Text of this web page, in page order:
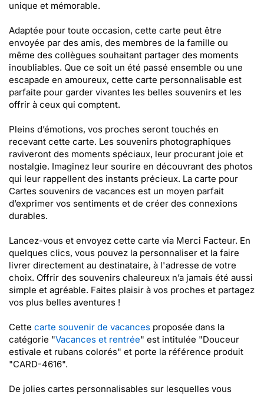
unique et mémorable.
Adaptée pour toute occasion, cette carte peut être
envoyée par des amis, des membres de la famille ou
même des collègues souhaitant partager des moments
inoubliables. Que ce soit un été passé ensemble ou une
escapade en amoureux, cette carte personnalisable est
parfaite pour garder vivantes les belles souvenirs et les
offrir à ceux qui comptent.
Pleins d’émotions, vos proches seront touchés en
recevant cette carte. Les souvenirs photographiques
raviveront des moments spéciaux, leur procurant joie et
nostalgie. Imaginez leur sourire en découvrant des photos
qui leur rappellent des instants précieux. La carte pour
Cartes souvenirs de vacances est un moyen parfait
d’exprimer vos sentiments et de créer des connexions
durables.
Lancez-vous et envoyez cette carte via Merci Facteur. En
quelques clics, vous pouvez la personnaliser et la faire
livrer directement au destinataire, à l'adresse de votre
choix. Offrir des souvenirs chaleureux n’a jamais été aussi
simple et agréable. Faites plaisir à vos proches et partagez
vos plus belles aventures !
Cette carte souvenir de vacances proposée dans la
catégorie "Vacances et rentrée" est intitulée "Douceur
estivale et rubans colorés" et porte la référence produit
"CARD-4616".
De jolies cartes personnalisables sur lesquelles vous